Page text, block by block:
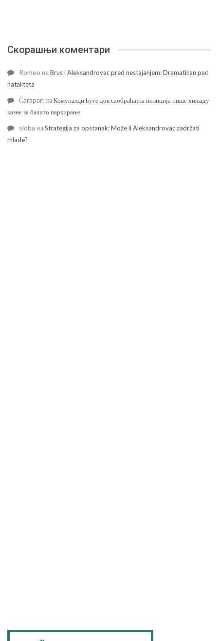
Скорашњи коментари
Romeo наBrus i Aleksandrovac pred nestajanjem: Dramatičan pad
nataliteta
Čarapan наКомуналци ћуте док саобраћајна полиција пише хиљаду
казне за бахато паркирање
sloba наStrategija za opstanak: Može li Aleksandrovac zadržati
mlade?